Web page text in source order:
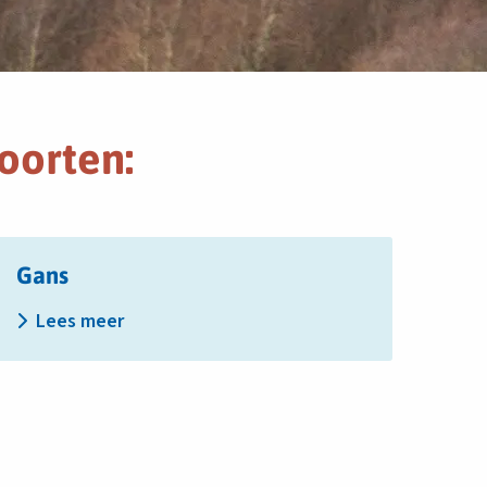
Gans
Lees meer
meer
Gans